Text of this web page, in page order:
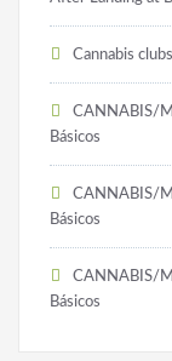
Cannabis
CANNABIS/
Básicos
CANNABIS/
Básicos
CANNABIS/
Básicos